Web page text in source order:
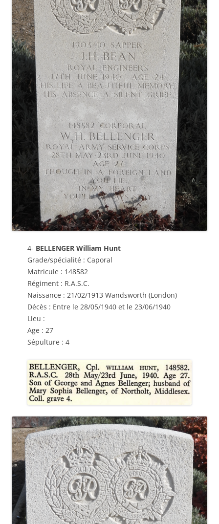
4- BELLENGER William Hunt
Grade/spécialité : Caporal
Matricule : 148582
Régiment : R.A.S.C.
Naissance : 21/02/1913 Wandsworth (London)
Décès : Entre le 28/05/1940 et le 23/06/1940
Lieu :
Age : 27
Sépulture : 4